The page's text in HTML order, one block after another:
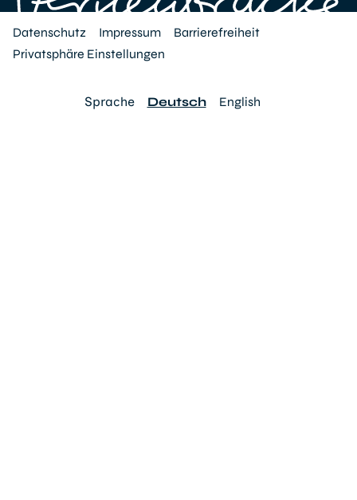
Datenschutz Impressum
Barrierefreiheit
Privatsphäre Einstellungen
Sprache Deutsch English